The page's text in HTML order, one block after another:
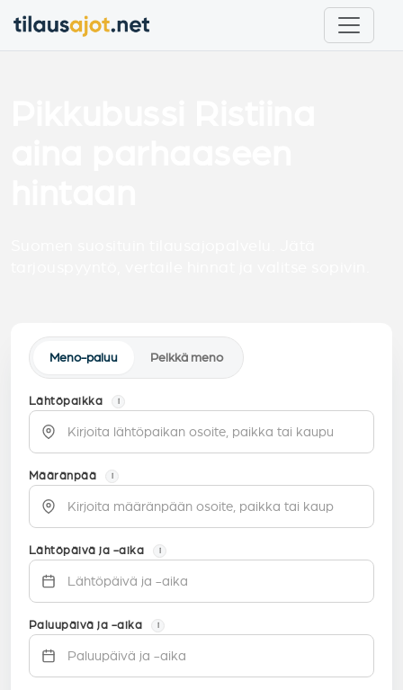
Meno-paluu Pelkkä meno
Lähtöpaikka i
Määränpää i
Lähtöpäivä ja -aika i
Paluupäivä ja -aika i